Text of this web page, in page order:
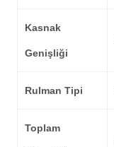
Kasnak
Genişliği
Rulman Tipi
Toplam